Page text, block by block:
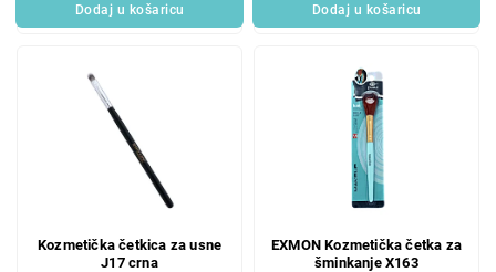
Dodaj u košaricu Dodaj u košaricu
Kozmetička četkica za usne
J17 crna
EXMON Kozmetička četka za
šminkanje X163